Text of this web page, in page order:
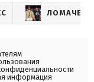
информация